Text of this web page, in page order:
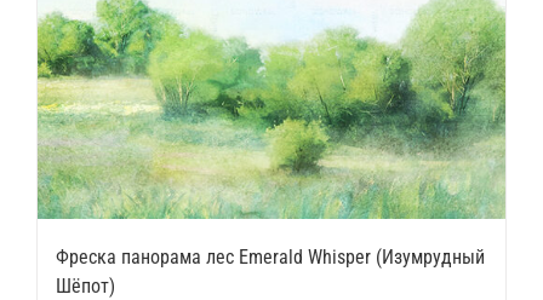
Фреска панорама лес Emerald Whisper (Изумрудный
Шёпот)